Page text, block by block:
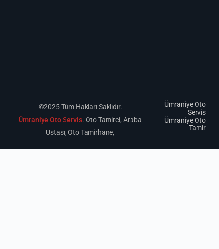
©2025 Tüm Hakları Saklıdır.
Ümraniye Oto Servis. Oto Tamirci, Araba
Ustası, Oto Tamirhane,
Ümraniye Oto
Servis
Ümraniye Oto
Tamir